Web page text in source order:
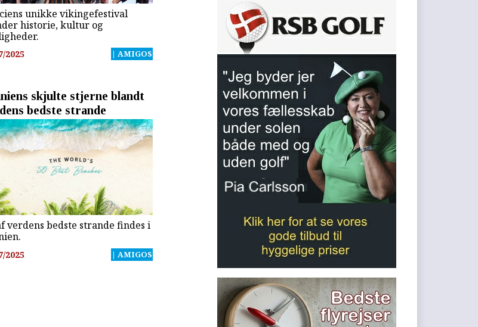
unikke vikingefestival
historie, kultur og
2025 | AMIGOS
skjulte stjerne blandt
bedste strande
verdens bedste strande findes i
2025 | AMIGOS